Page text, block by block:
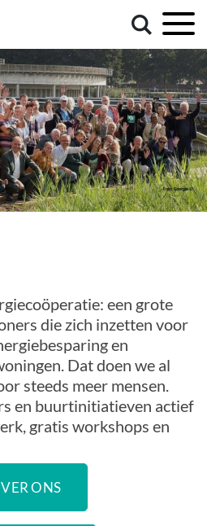
een grote
die zich inzetten voor
en
Dat doen we al
steeds meer mensen.
en buurtinitiatieven actief
gratis workshops en
ONS